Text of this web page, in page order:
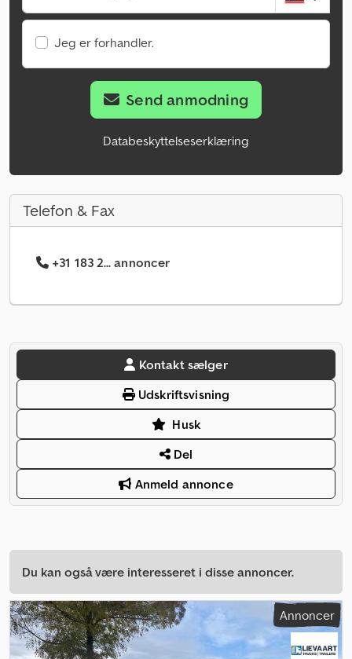
Jeg er forhandler.
Send anmodning
Databeskyttelseserklæring
Telefon & Fax
+31 183 2... annoncer
Kontakt sælger
Udskriftsvisning
Husk
Del
Anmeld annonce
Du kan også være interesseret i disse annoncer.
Annoncer